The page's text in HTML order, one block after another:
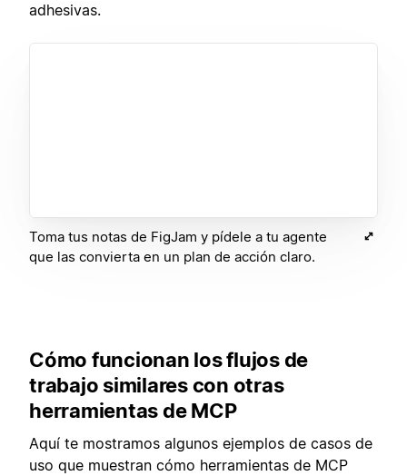
adhesivas.
Toma tus notas de FigJam y pídele a tu agente
que las convierta en un plan de acción claro.
Cómo funcionan los flujos de
trabajo similares con otras
herramientas de MCP
Aquí te mostramos algunos ejemplos de casos de
uso que muestran cómo herramientas de MCP